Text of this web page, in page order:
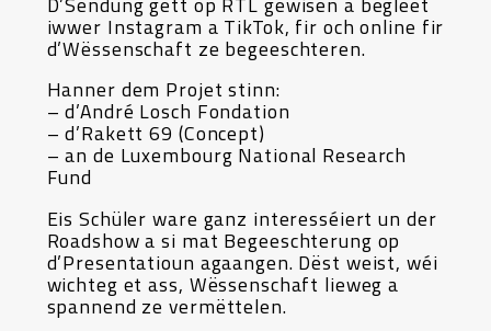
iwwer Instagram a TikTok, fir och online fir
d’Wëssenschaft ze begeeschteren.
Hanner dem Projet stinn:
– d’André Losch Fondation
– d’Rakett 69 (Concept)
– an de Luxembourg National Research
Fund
Eis Schüler ware ganz interesséiert un der
Roadshow a si mat Begeeschterung op
d’Presentatioun agaangen. Dëst weist, wéi
wichteg et ass, Wëssenschaft lieweg a
spannend ze vermëttelen.